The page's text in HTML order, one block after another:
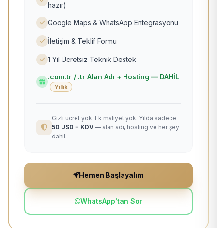
hazır)
Google Maps & WhatsApp Entegrasyonu
İletişim & Teklif Formu
1 Yıl Ücretsiz Teknik Destek
.com.tr / .tr Alan Adı + Hosting — DAHİL
Yıllık
Gizli ücret yok. Ek maliyet yok. Yılda sadece
50 USD + KDV — alan adı, hosting ve her şey
dahil.
Hemen Başlayalım
WhatsApp'tan Sor